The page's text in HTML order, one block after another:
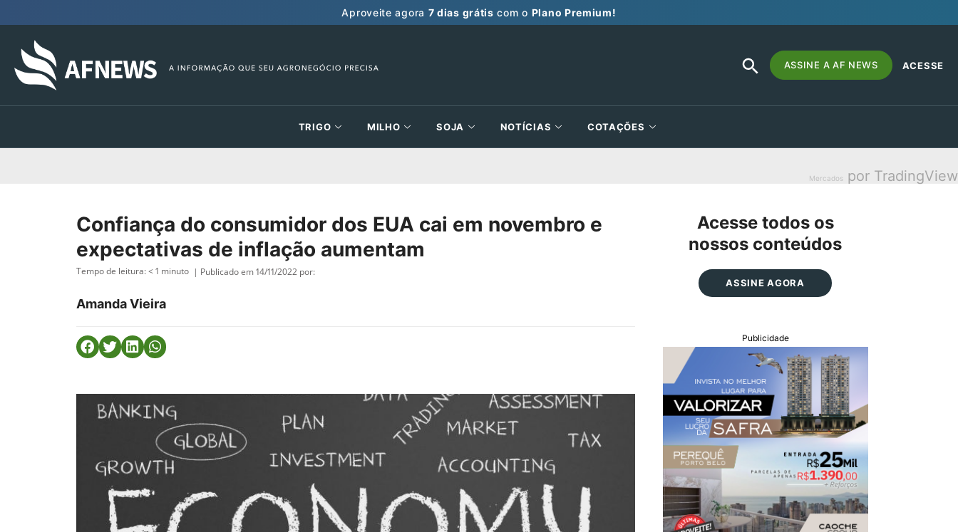
Aproveite agora 7 dias grátis com o Plano Premium!
Search
for:
SEARCH
BUTTON
ASSINE A AF NEWS ACESSE
TRIGO MILHO SOJA NOTÍCIAS COTAÇÕES
Mercados por TradingView
Confiança do consumidor dos EUA cai em novembro e
expectativas de inflação aumentam
Tempo de leitura:< 1 minuto | Publicado em 14/11/2022 por:
Amanda Vieira
Acesse todos os
nossos conteúdos
ASSINE AGORA
Publicidade